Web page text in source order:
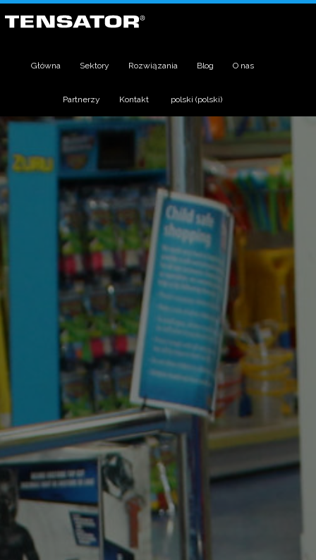
Główna Sektory Rozwiązania Blog O nas
Partnerzy Kontakt polski (polski)